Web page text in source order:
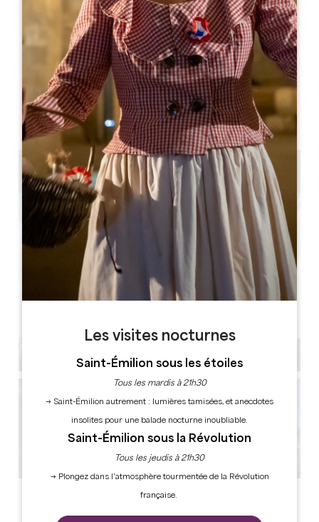
Voir toutes les photos
lucile.bregeon@digitalescapade.com
MOIS D'OUVERTURE
J F M A M J J A S O N D
JOURS D'OUVERTURE
L
AM
PM
M
AM
PM
M
AM
PM
J
AM
PM
V
AM
PM
S
AM
PM
D
AM
PM
de 2 à 6 personnes par équipe
Les visites nocturnes
Saint-Émilion sous les étoiles
Tous les mardis à 21h30
→ Saint-Émilion autrement : lumières tamisées, et anecdotes
insolites pour une balade nocturne inoubliable.
Saint-Émilion sous la Révolution
Tous les jeudis à 21h30
→ Plongez dans l’atmosphère tourmentée de la Révolution
française.